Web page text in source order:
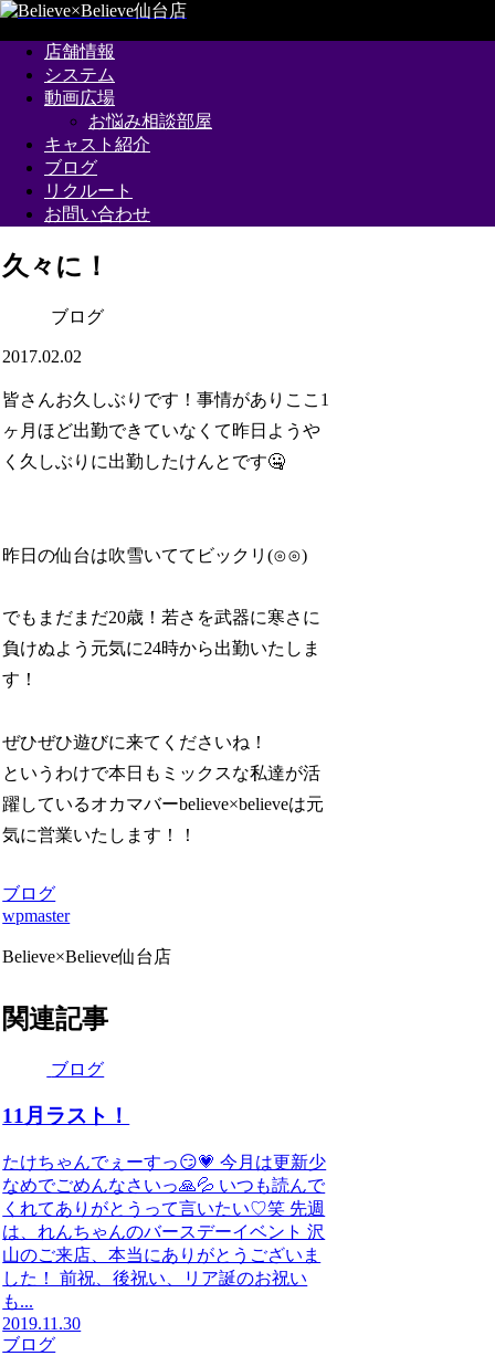
店舗情報
システム
動画広場
お悩み相談部屋
キャスト紹介
ブログ
リクルート
お問い合わせ
久々に！
ブログ
2017.02.02
皆さんお久しぶりです！事情がありここ1
ヶ月ほど出勤できていなくて昨日ようや
く久しぶりに出勤したけんとです🤐
昨日の仙台は吹雪いててビックリ(⊙⊙)
でもまだまだ20歳！若さを武器に寒さに
負けぬよう元気に24時から出勤いたしま
す！
ぜひぜひ遊びに来てくださいね！
というわけで本日もミックスな私達が活
躍しているオカマバーbelieve×believeは元
気に営業いたします！！
ブログ
wpmaster
Believe×Believe仙台店
関連記事
ブログ
11月ラスト！
たけちゃんでぇーすっ😏💗 今月は更新少
なめでごめんなさいっ🙏💦 いつも読んで
くれてありがとうって言いたい♡笑 先週
は、れんちゃんのバースデーイベント 沢
山のご来店、本当にありがとうございま
した！ 前祝、後祝い、リア誕のお祝い
も...
2019.11.30
ブログ